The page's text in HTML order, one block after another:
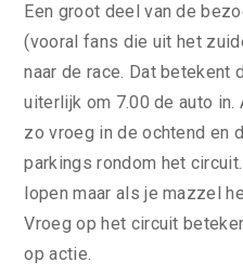
Een groot deel van de
(vooral fans die uit het
naar de race. Dat betekent
uiterlijk om 7.00 de auto
zo vroeg in de ochtend en
parkings rondom het
lopen maar als je mazzel
Vroeg op het circuit
op actie.